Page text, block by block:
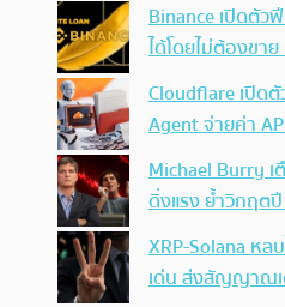
Binance เปิดตัว
ได้โดยไม่ต้องขา
Cloudflare เปิดตั
Agent จ่ายค่า
Michael Burry
ดิ่งแรง ย้ำวิกฤต
XRP-Solana หล
เด่น ส่งสัญญาณ